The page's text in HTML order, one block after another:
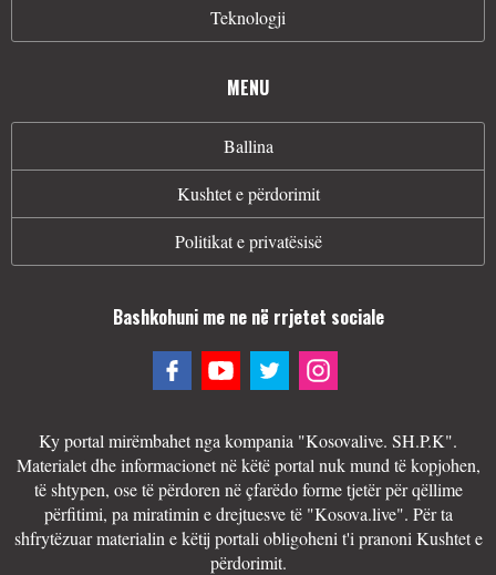
Teknologji
MENU
Ballina
Kushtet e përdorimit
Politikat e privatësisë
Bashkohuni me ne në rrjetet sociale
Ky portal mirëmbahet nga kompania "Kosovalive. SH.P.K".
Materialet dhe informacionet në këtë portal nuk mund të kopjohen,
të shtypen, ose të përdoren në çfarëdo forme tjetër për qëllime
përfitimi, pa miratimin e drejtuesve të "Kosova.live". Për ta
shfrytëzuar materialin e këtij portali obligoheni t'i pranoni Kushtet e
përdorimit.